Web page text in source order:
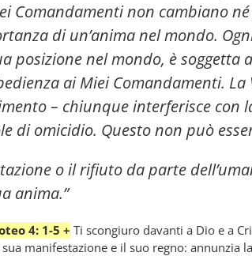
Comandamenti non cambiano
di un’anima nel mondo.
posizione nel mondo, è soggetta
ai Miei Comandamenti.
– chiunque interferisce con
di omicidio. Questo non può
o il rifiuto da parte
anima.”
4: 1-5 + Ti scongiuro davanti a Dio e a
manifestazione e il suo regno: annunzia